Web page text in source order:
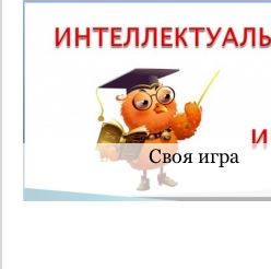
Своя игра